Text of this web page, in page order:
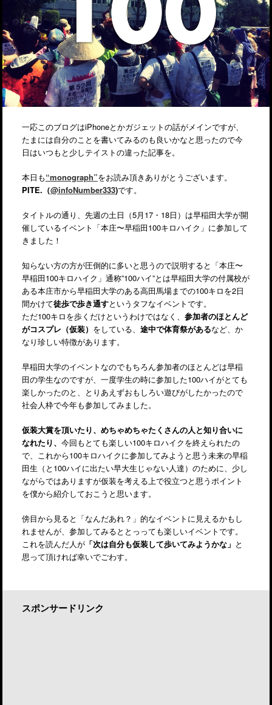
一応このブログはiPhoneとかガジェットの話がメインですが、
たまには自分のことを書いてみるのも良いかなと思ったので今
日はいつもと少しテイストの違った記事を。
本日も“monograph”をお読み頂きありがとうございます。
PITE.（@infoNumber333)です。
タイトルの通り、先週の土日（5月17・18日）は早稲田大学が開
催しているイベント「本庄〜早稲田100キロハイク」に参加して
きました！
知らない方の方が圧倒的に多いと思うので説明すると「本庄〜
早稲田100キロハイク」通称”100ハイ”とは早稲田大学の付属校が
ある本庄市から早稲田大学のある高田馬場までの100キロを2日
間かけて徒歩で歩き通すというタフなイベントです。
ただ100キロを歩くだけというわけではなく、 参加者のほとんど
がコスプレ（仮装） をしている、 途中で体育祭があるなど、か
なり珍しい特徴があります。
早稲田大学のイベントなのでもちろん参加者のほとんどは早稲
田の学生なのですが、一度学生の時に参加した100ハイがとても
楽しかったのと、とりあえずおもしろい遊びがしたかったので
社会人枠で今年も参加してみました。
仮装大賞を頂いたり、めちゃめちゃたくさんの人と知り合いに
なれたり、 今回もとても楽しい100キロハイクを終えられたの
で、これから100キロハイクに参加してみようと思う未来の早稲
田生（と100ハイに出たい早大生じゃない人達）のために、少し
ながらではありますが仮装を考える上で役立つと思うポイント
を僕から紹介しておこうと思います。
傍目から見ると「なんだあれ？」的なイベントに見えるかもし
れませんが、参加してみるととっっても楽しいイベントです。
これを読んだ人が「次は自分も仮装して歩いてみようかな」 と
思って頂ければ幸いでごわす。
スポンサードリンク